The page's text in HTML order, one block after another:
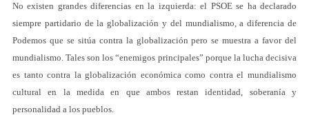
No existen grandes diferencias en la izquierda: el PSOE se ha declarado
siempre partidario de la globalización y del mundialismo, a diferencia de
Podemos que se sitúa contra la globalización pero se muestra a favor del
mundialismo. Tales son los “enemigos principales” porque la lucha decisiva
es tanto contra la globalización económica como contra el mundialismo
cultural en la medida en que ambos restan identidad, soberanía y
personalidad a los pueblos.